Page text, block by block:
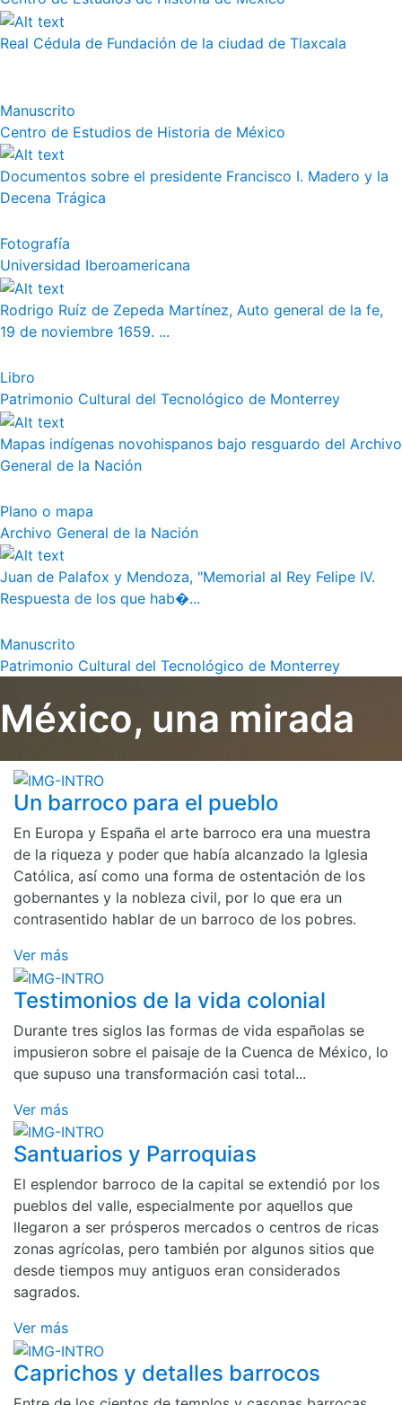
Real Cédula de Fundación de la ciudad de Tlaxcala
Manuscrito
Centro de Estudios de Historia de México
Documentos sobre el presidente Francisco I. Madero y la
Decena Trágica
Fotografía
Universidad Iberoamericana
Rodrigo Ruíz de Zepeda Martínez, Auto general de la fe,
19 de noviembre 1659. ...
Libro
Patrimonio Cultural del Tecnológico de Monterrey
Mapas indígenas novohispanos bajo resguardo del Archivo
General de la Nación
Plano o mapa
Archivo General de la Nación
Juan de Palafox y Mendoza, "Memorial al Rey Felipe IV.
Respuesta de los que hab�...
Manuscrito
Patrimonio Cultural del Tecnológico de Monterrey
México, una mirada
Un barroco para el pueblo
En Europa y España el arte barroco era una muestra
de la riqueza y poder que había alcanzado la Iglesia
Católica, así como una forma de ostentación de los
gobernantes y la nobleza civil, por lo que era un
contrasentido hablar de un barroco de los pobres.
Ver más
Testimonios de la vida colonial
Durante tres siglos las formas de vida españolas se
impusieron sobre el paisaje de la Cuenca de México, lo
que supuso una transformación casi total...
Ver más
Santuarios y Parroquias
El esplendor barroco de la capital se extendió por los
pueblos del valle, especialmente por aquellos que
llegaron a ser prósperos mercados o centros de ricas
zonas agrícolas, pero también por algunos sitios que
desde tiempos muy antiguos eran considerados
sagrados.
Ver más
Caprichos y detalles barrocos